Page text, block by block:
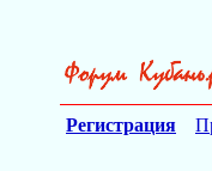
Регистрация